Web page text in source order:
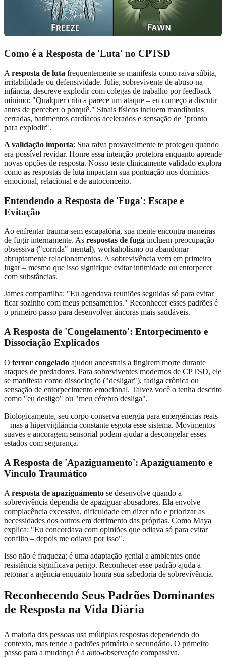
Como é a Resposta de 'Luta' no CPTSD
A resposta de luta frequentemente se manifesta como raiva súbita,
irritabilidade ou defensividade. Julie, sobrevivente de abuso na
infância, descreve explodir com colegas de trabalho por feedback
mínimo: "Qualquer crítica parece um ataque – eu começo a discutir
antes de perceber o porquê." Sinais físicos incluem mandíbulas
cerradas, batimentos cardíacos acelerados e sensação de "pronto
para explodir".
A validação importa: Sua raiva provavelmente te protegeu quando
era possível revidar. Honre essa intenção protetora enquanto aprende
novas opções de resposta. Nosso teste clinicamente validado explora
como as respostas de luta impactam sua pontuação nos domínios
emocional, relacional e de autoconceito.
Entendendo a Resposta de 'Fuga': Escape e
Evitação
Ao enfrentar trauma sem escapatória, sua mente encontra maneiras
de fugir internamente. As respostas de fuga incluem preocupação
obsessiva ("corrida" mental), workaholismo ou abandonar
abruptamente relacionamentos. A sobrevivência vem em primeiro
lugar – mesmo que isso signifique evitar intimidade ou entorpecer
com substâncias.
James compartilha: "Eu agendava reuniões seguidas só para evitar
ficar sozinho com meus pensamentos." Reconhecer esses padrões é
o primeiro passo para desenvolver âncoras mais saudáveis.
A Resposta de 'Congelamento': Entorpecimento e
Dissociação Explicados
O terror congelado ajudou ancestrais a fingirem morte durante
ataques de predadores. Para sobreviventes modernos de CPTSD, ele
se manifesta como dissociação ("desligar"), fadiga crônica ou
sensação de entorpecimento emocional. Talvez você o tenha descrito
como "eu desligo" ou "meu cérebro desliga".
Biologicamente, seu corpo conserva energia para emergências reais
– mas a hipervigilância constante esgota esse sistema. Movimentos
suaves e ancoragem sensorial podem ajudar a descongelar esses
estados com segurança.
A Resposta de 'Apaziguamento': Apaziguamento e
Vínculo Traumático
A resposta de apaziguamento se desenvolve quando a
sobrevivência dependia de apaziguar abusadores. Ela envolve
complacência excessiva, dificuldade em dizer não e priorizar as
necessidades dos outros em detrimento das próprias. Como Maya
explica: "Eu concordava com opiniões que odiava só para evitar
conflito – depois me odiava por isso".
Isso não é fraqueza; é uma adaptação genial a ambientes onde
resistência significava perigo. Reconhecer esse padrão ajuda a
retomar a agência enquanto honra sua sabedoria de sobrevivência.
Reconhecendo Seus Padrões Dominantes
de Resposta na Vida Diária
A maioria das pessoas usa múltiplas respostas dependendo do
contexto, mas tende a padrões primário e secundário. O primeiro
passo para a mudança é a auto-observação compassiva.